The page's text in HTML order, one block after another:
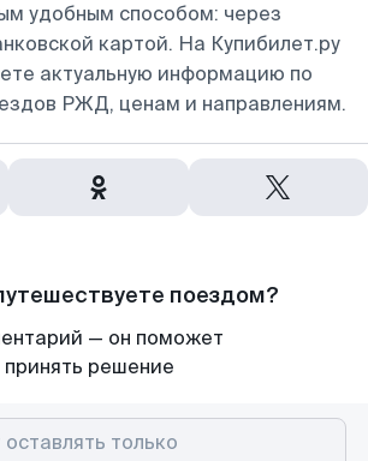
удобным способом: через
картой. На Купибилет.ру
актуальную информацию по
РЖД, ценам и направлениям.
поездом?
— он поможет
решение